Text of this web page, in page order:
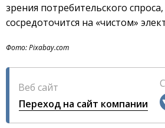
зрения потребительского
сосредоточится на «чистом»
Фото: Pixabay.com
Веб сайт
Переход на сайт компании